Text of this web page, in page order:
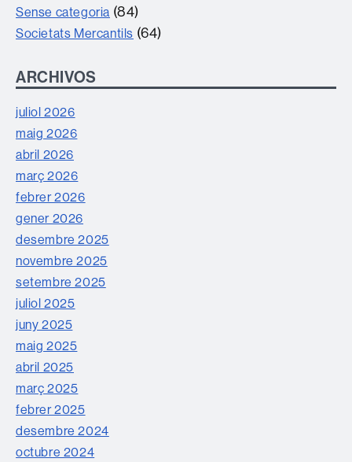
Sense categoria (84)
Societats Mercantils (64)
ARCHIVOS
juliol 2026
maig 2026
abril 2026
març 2026
febrer 2026
gener 2026
desembre 2025
novembre 2025
setembre 2025
juliol 2025
juny 2025
maig 2025
abril 2025
març 2025
febrer 2025
desembre 2024
octubre 2024